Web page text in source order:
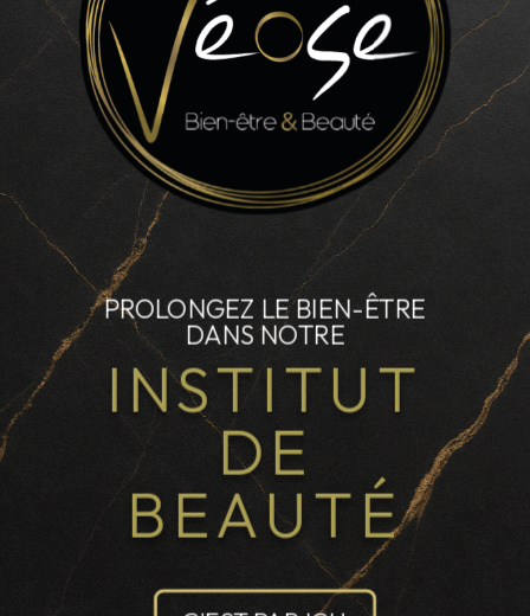
PROLONGEZ LE BIEN-ÊTRE
DANS NOTRE
INSTITUT
DE
BEAUTÉ